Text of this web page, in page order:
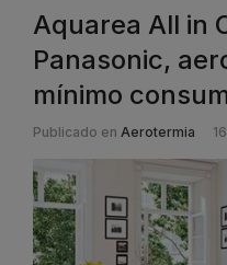
Aquarea All in
Panasonic,
mínimo
Publicado en Aerotermia